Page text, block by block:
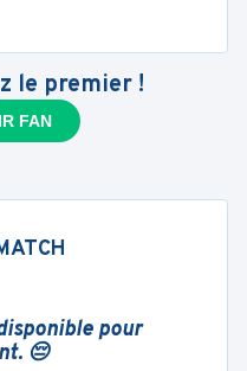
le premier !
FAN
pour
😔